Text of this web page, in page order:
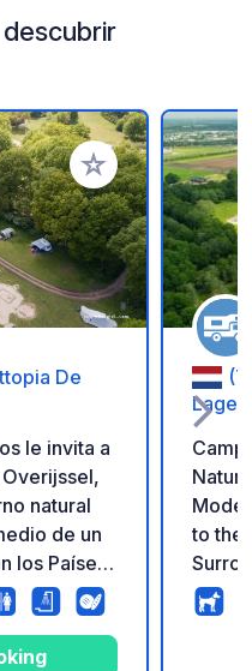
Añadir a tus
De
le invita a
de un
los Países
con un
to the